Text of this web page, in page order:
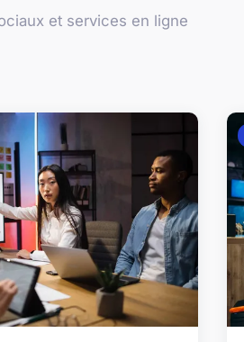
et services en ligne